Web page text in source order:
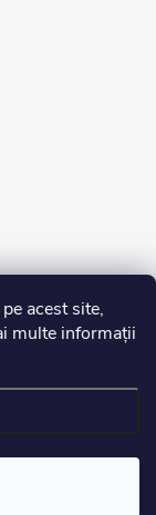
acest site,
multe informații
rezervate.